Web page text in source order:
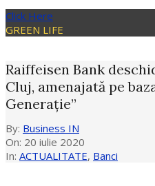
Click Here
GREEN LIFE
Raiffeisen Bank
Cluj, amenajată pe
Generație”
By: Business IN
On: 20 iulie 2020
In: ACTUALITATE, Banci